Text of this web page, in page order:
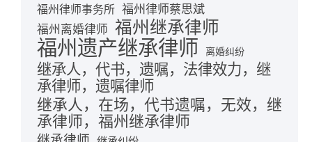
福州律师事务所 福州律师蔡思斌
福州离婚律师 福州继承律师
福州遗产继承律师 离婚纠纷
继承人，代书，遗嘱，法律效力，继
承律师，遗嘱律师
继承人，在场，代书遗嘱，无效，继
承律师，福州继承律师